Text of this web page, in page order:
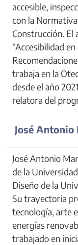
accesible,
con la
Construcción. El
“Accesibilidad
trabaja en la
desde el año
relatora del
José Antonio
José Antonio
de la
Diseño de la
Su trayectoria
tecnología, arte
energías
trabajado en